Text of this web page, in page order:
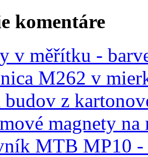
komentáre
v měřítku -
M262 v
budov z
magnety na
MTB MP10